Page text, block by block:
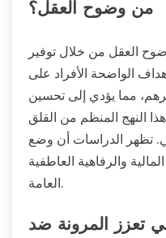
من وضوح العقل؟
العقل من خلال توفير
الواضحة الأفراد على
مما يؤدي إلى تحسين
النهج المنظم من القلق
تظهر الدراسات أن وضع
والرفاهية العاطفية
العامة.
تعزز المرونة ضد